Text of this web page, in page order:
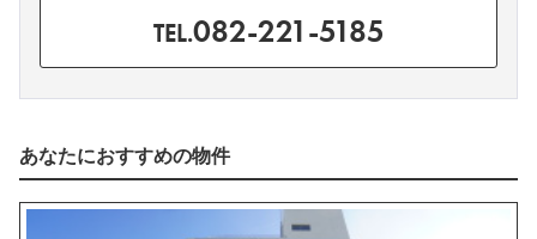
TEL.082-221-5185
あなたにおすすめの物件